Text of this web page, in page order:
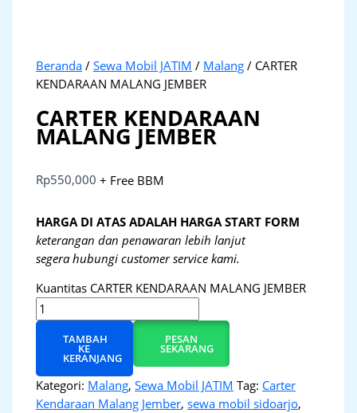
Beranda /Sewa Mobil JATIM / Malang / CARTER
KENDARAAN MALANG JEMBER
CARTER KENDARAAN
MALANG JEMBER
Rp550,000 + Free BBM
HARGA DI ATAS ADALAH HARGA START FORM
keterangan dan penawaran lebih lanjut
segera hubungi customer service kami.
Kuantitas CARTER KENDARAAN MALANG JEMBER
TAMBAH
KE
KERANJANG
PESAN
SEKARANG
Kategori: Malang,Sewa Mobil JATIM Tag: Carter
Kendaraan Malang Jember,sewa mobil sidoarjo,